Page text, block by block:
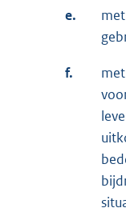
e.
f.